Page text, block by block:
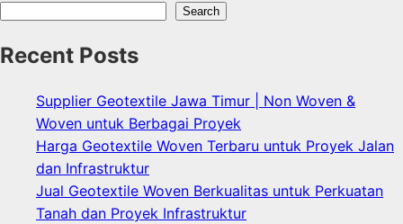
Search
Recent Posts
Supplier Geotextile Jawa Timur | Non Woven &
Woven untuk Berbagai Proyek
Harga Geotextile Woven Terbaru untuk Proyek Jalan
dan Infrastruktur
Jual Geotextile Woven Berkualitas untuk Perkuatan
Tanah dan Proyek Infrastruktur